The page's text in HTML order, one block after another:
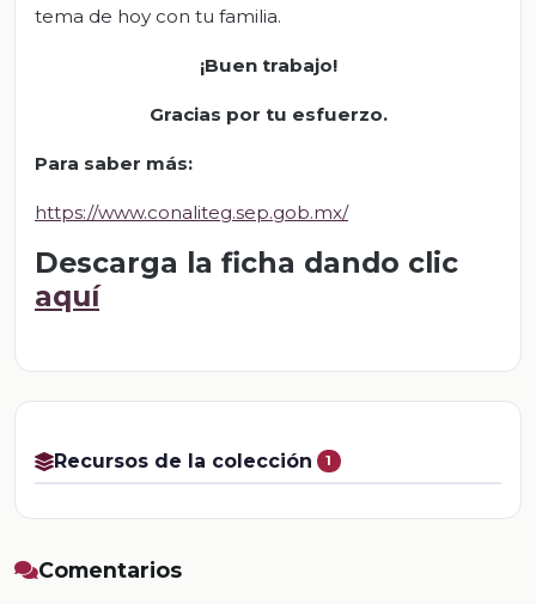
tema de hoy con tu familia.
¡Buen trabajo!
Gracias por tu esfuerzo.
Para saber más:
https://www.conaliteg.sep.gob.mx/
Descarga la ficha dando clic
aquí
Recursos de la colección 1
Comentarios